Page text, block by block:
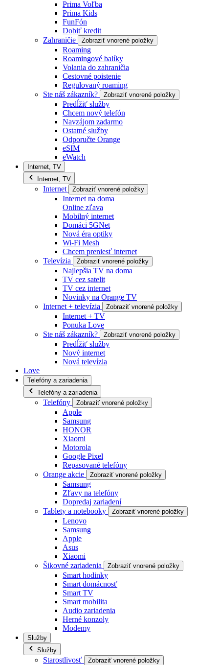
Prima Voľba
Prima Kids
FunFón
Dobiť kredit
Zahraničie
Zobraziť vnorené položky
Roaming
Roamingové balíky
Volania do zahraničia
Cestovné poistenie
Regulovaný roaming
Ste náš zákazník?
Zobraziť vnorené položky
Predĺžiť služby
Chcem nový telefón
Navzájom zadarmo
Ostatné služby
Odporučte Orange
eSIM
eWatch
Internet, TV
Internet, TV
Internet Zobraziť vnorené položky
Internet na doma
Online zľava
Mobilný internet
Domáci 5GNet
Nová éra optiky
Wi-Fi Mesh
Chcem preniesť internet
Televízia
Zobraziť vnorené položky
Najlepšia TV na doma
TV cez satelit
TV cez internet
Novinky na Orange TV
Internet + televízia
Zobraziť vnorené položky
Internet + TV
Ponuka Love
Ste náš zákazník?
Zobraziť vnorené položky
Predĺžiť služby
Nový internet
Nová televízia
Love
Telefóny a zariadenia
Telefóny a zariadenia
Telefóny Zobraziť vnorené položky
Apple
Samsung
HONOR
Xiaomi
Motorola
Google Pixel
Repasované telefóny
Orange akcie
Zobraziť vnorené položky
Samsung
Zľavy na telefóny
Dopredaj zariadení
Tablety a notebooky
Zobraziť vnorené položky
Lenovo
Samsung
Apple
Asus
Xiaomi
Šikovné zariadenia
Zobraziť vnorené položky
Smart hodinky
Smart domácnosť
Smart TV
Smart mobilita
Audio zariadenia
Herné konzoly
Modemy
Služby
Služby
Starostlivosť Zobraziť vnorené položky